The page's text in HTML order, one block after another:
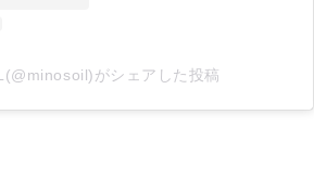
がシェアした投稿